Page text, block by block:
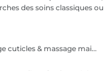
Manicure avec Semi Limage & nettoyage cuticles & massage mains Vernis = Couleur normal qu'on sait retirer soi-même avec du disslovant. Prend 30min pour sècher et tient 2-4 jours sur les mains et 1 mois sur les pieds. Semi = Se fait secher sous la lampe LED et se fait retirer par l'esthéticienne de préférence (y compris dans le prix). Il tient 3 semaines sur les mains et 4-5 semaines sur les pieds. Il sera seche immédiatement. Peut abîmer les ongles si c'est fait trop souvent, sans pause.